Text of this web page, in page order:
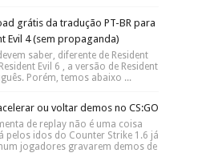
grátis da tradução PT-BR para
Evil 4 (sem propaganda)
saber, diferente de Resident
Evil 6 , a versão de Resident
Porém, temos abaixo ...
ou voltar demos no CS:GO
de replay não é uma coisa
pelos idos do Counter Strike 1.6 já
jogadores gravarem demos de